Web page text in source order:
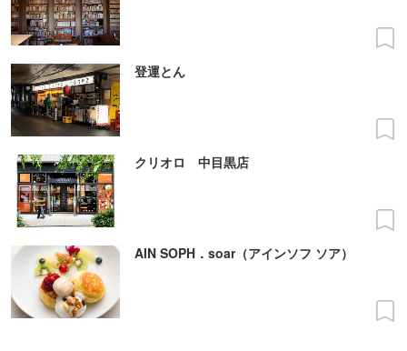
登運とん
クリオロ 中目黒店
AIN SOPH．soar（アインソフ ソア）